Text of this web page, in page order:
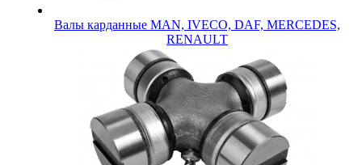
Валы карданные MAN, IVECO, DAF, MERCEDES,
RENAULT